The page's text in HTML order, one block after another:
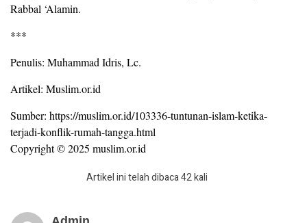
Rabbal ‘Alamin.
***
Penulis: Muhammad Idris, Lc.
Artikel: Muslim.or.id
Sumber: https://muslim.or.id/103336-tuntunan-islam-ketika-
terjadi-konflik-rumah-tangga.html
Copyright © 2025 muslim.or.id
Artikel ini telah dibaca 42 kali